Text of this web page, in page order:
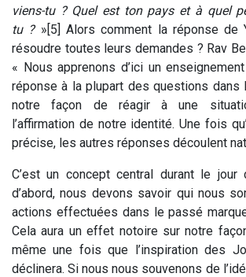
viens-tu ? Quel est ton pays et à quel
tu ?»[5] Alors comment la réponse de
résoudre toutes leurs demandes ? Rav
« Nous apprenons d’ici un
réponse à la plupart des questions dans
notre façon de réagir à une
l’affirmation de notre identité. Une fois
précise, les autres réponses découlent
C’est un concept central durant le jour
d’abord, nous devons savoir qui nous
actions effectuées dans le passé
Cela aura un effet notoire sur notre façon
même une fois que l’inspiration des
déclinera. Si nous nous souvenons de